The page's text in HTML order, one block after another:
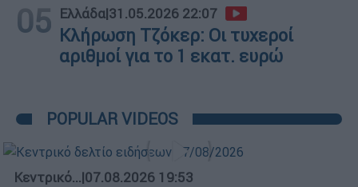
05 Ελλάδα|31.05.2026 22:07
Κλήρωση Τζόκερ: Οι τυχεροί
αριθμοί για το 1 εκατ. ευρώ
POPULAR VIDEOS
Κεντρικό...|07.08.2026 19:53